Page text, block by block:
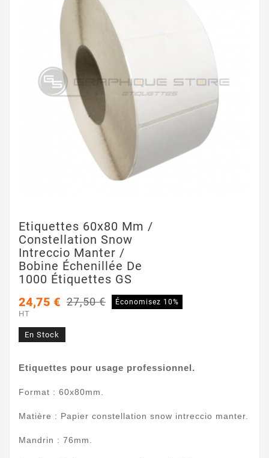
Etiquettes 60x80 Mm /
Constellation Snow
Intreccio Manter /
Bobine Échenillée De
1000 Étiquettes GS
24,75 € 27,50 € Économisez 10%
HT
En Stock
Etiquettes pour usage professionnel.
Format : 60x80mm.
Matière : Papier constellation snow intreccio manter.
Mandrin : 76mm.